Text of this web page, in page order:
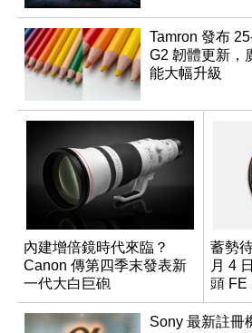
Tamron 發布
G2 韌體更新，
能大幅升級
內建增倍鏡時代來臨？
Canon 傳第四季末發表新
一代大白巨砲
蓄勢
月 4
頭 FE
Sony 最新註冊